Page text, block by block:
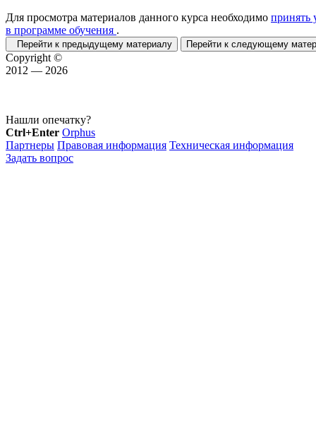
Для просмотра материалов данного курса необходимо принять
в программе обучения .
Перейти к предыдущему материалу Перейти к следующему
Copyright ©
2012 — 2026
Нашли опечатку?
Ctrl+Enter Orphus
Партнеры Правовая информация Техническая информация
Задать вопрос